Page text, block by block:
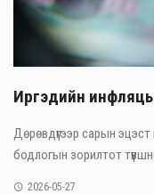
Иргэдийн
Дөрөвдүгээр сарын
бодлогын зорилтот
2026-05-27